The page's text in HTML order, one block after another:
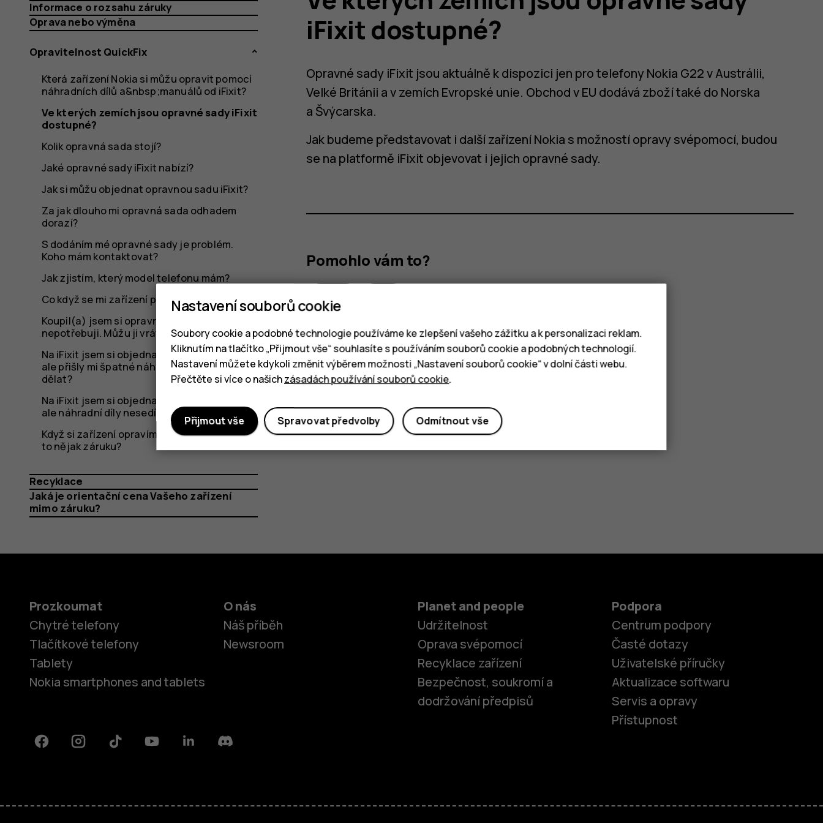
opravné
sady
iFixit
dostupné?
Informace o rozsahu záruky
Oprava nebo výměna
Opravitelnost QuickFix
Která zařízení Nokia si můžu opravit pomocí
náhradních dílů a&nbsp;manuálů od iFixit?
Ve kterých zemích jsou opravné sady iFixit
dostupné?
Kolik opravná sada stojí?
Jaké opravné sady iFixit nabízí?
Jak si můžu objednat opravnou sadu iFixit?
Za jak dlouho mi opravná sada odhadem
dorazí?
S dodáním mé opravné sady je problém.
Koho mám kontaktovat?
Jak zjistím, který model telefonu mám?
Co když se mi zařízení po opravě rozbije?
Koupil(a) jsem si opravnou sadu, ale už ji
nepotřebuji. Můžu ji vrátit?
Na iFixit jsem si objednal(a) opravnou sadu,
ale přišly mi špatné náhradní díly. Co mám
dělat?
Na iFixit jsem si objednal(a) opravnou sadu,
ale náhradní díly nesedí. Co mám dělat?
Když si zařízení opravím svépomocí, ovlivní
to nějak záruku?
Recyklace
Jaká je orientační cena Vašeho zařízení
mimo záruku?
iFixit dostupné?
Opravné sady iFixit jsou aktuálně k dispozici jen pro telefony Nokia G22 v Austrálii,
Velké Británii a v zemích Evropské unie. Obchod v EU dodává zboží také do Norska
a Švýcarska.
Jak budeme představovat i další zařízení Nokia s možností opravy svépomocí, budou
se na platformě iFixit objevovat i jejich opravné sady.
Pomohlo vám to?
Ano
Prozkoumat
Chytré telefony
Tlačítkové telefony
Tablety
Nokia smartphones and tablets
O nás
Náš příběh
Newsroom
Planet and people
Udržitelnost
Oprava svépomocí
Recyklace zařízení
Bezpečnost, soukromí a
dodržování předpisů
Podpora
Centrum podpory
Časté dotazy
Uživatelské příručky
Aktualizace softwaru
Servis a opravy
Přístupnost
FacebookInstagramTiktok YoutubeLinkedinDiscord
Nastavení souborů cookie
Soubory cookie a podobné technologie používáme ke zlepšení vašeho zážitku a k personalizaci reklam.
Kliknutím na tlačítko „Přijmout vše“ souhlasíte s používáním souborů cookie a podobných technologií.
Nastavení můžete kdykoli změnit výběrem možnosti „Nastavení souborů cookie“ v dolní části webu.
Přečtěte si více o našichzásadách používání souborů cookie.
Odmítnout vše
Spravovat předvolby
Přijmout vše